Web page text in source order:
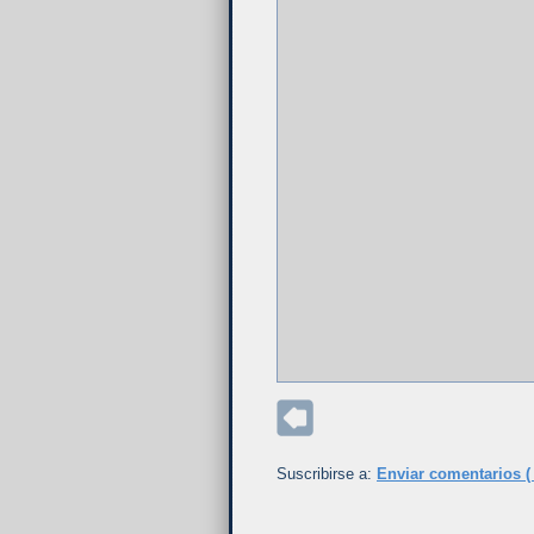
Suscribirse a: Enviar comentarios